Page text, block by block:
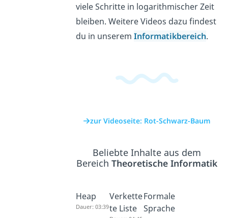
viele Schritte in logarithmischer Zeit
bleiben. Weitere Videos dazu findest
du in unseremInformatikbereich.
zur Videoseite: Rot-Schwarz-Baum
Beliebte Inhalte aus dem
BereichTheoretische Informatik
Heap
Dauer: 03:39
Verkette
te Liste
Formale
Sprache